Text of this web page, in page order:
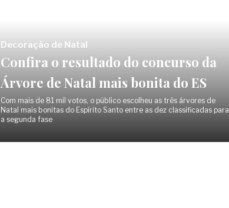
Decoração de Natal
Confira o resultado do concurso da
Árvore de Natal mais bonita do ES
Com mais de 81 mil votos, o público escolheu as três árvores de
Natal mais bonitas do Espírito Santo entre as dez classificadas para
a segunda fase